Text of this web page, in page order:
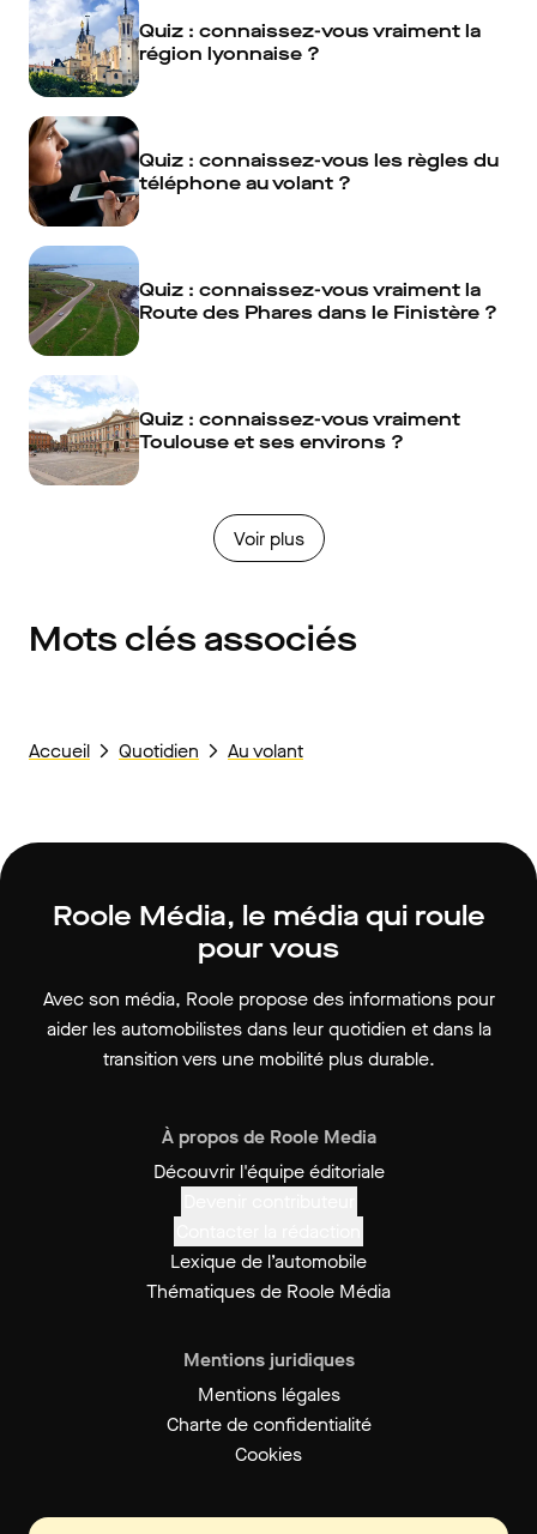
Quiz : connaissez-vous vraiment la
région lyonnaise ?
Quiz : connaissez-vous les règles du
téléphone au volant ?
Quiz : connaissez-vous vraiment la
Route des Phares dans le Finistère ?
Quiz : connaissez-vous vraiment
Toulouse et ses environs ?
Voir plus
Mots clés associés
Accueil Quotidien Au volant
Roole Média, le média qui roule
pour vous
Avec son média, Roole propose des informations pour
aider les automobilistes dans leur quotidien et dans la
transition vers une mobilité plus durable.
À propos de Roole Media
Découvrir l'équipe éditoriale
Lexique de l’automobile
Thématiques de Roole Média
Mentions juridiques
Mentions légales
Charte de confidentialité
Cookies